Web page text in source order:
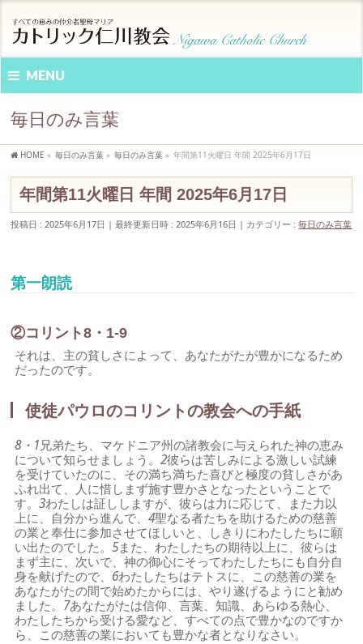
MENU
毎日のみ言葉
HOME » 毎日のみ言葉 » 毎日のみ言葉 » 年間第11火曜日 年間 2025年6月17日
年間第11火曜日 年間 2025年6月17日
投稿日 : 2025年6月17日 最終更新日時 : 2025年6月16日 カテゴリー :毎日のみ言葉
第一朗読
②コリント8・1-9
それは、主の貧しさによって、あなたがたが豊かになるため
だったのです。
使徒パウロのコリントの教会への手紙
8・1兄弟たち、マケドニア州の諸教会に与えられた神の恵み
について知らせましょう。2彼らは苦しみによる激しい試練
を受けていたのに、その満ち満ちた喜びと極度の貧しさがあ
ふれ出て、人に惜しまず施す豊かさとなったということで
す。3わたしは証ししますが、彼らは力に応じて、また力以
上に、自分から進んで、4聖なる者たちを助けるための慈善
の業と奉仕に参加させてほしいと、しきりにわたしたちに願
い出たのでした。5また、わたしたちの期待以上に、彼らは
まず主に、次いで、神の御心にそってわたしたちにも自分自
身を献げたので、 6わたしたちはテトスに、この慈善の業を
あなたがたの間で始めたからには、やり遂げるようにと勧め
ました。 7あなたがたは信仰、言葉、知識、あらゆる熱心、
わたしたちから受ける愛など、すべての点で豊かなのですか
ら、この慈善の業においても豊かな者となりなさい。